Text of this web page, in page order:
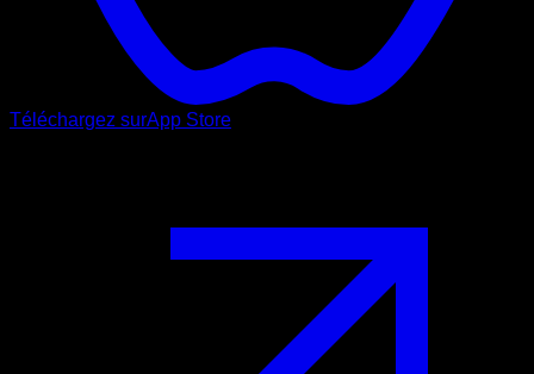
Téléchargez surApp Store